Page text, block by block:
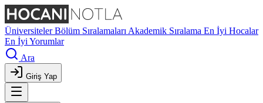
ÜniversitelerBölüm Sıralamaları Akademik Sıralama En İyi Hocalar
En İyi Yorumlar
Ara
Giriş Yap